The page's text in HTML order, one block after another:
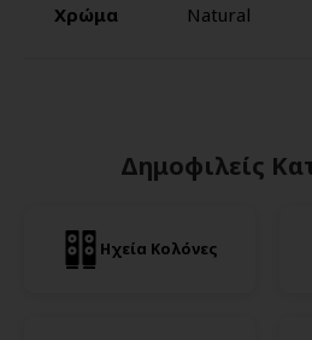
Χρώμα
Natural
Δημοφιλείς
Ηχεία Κολόνες